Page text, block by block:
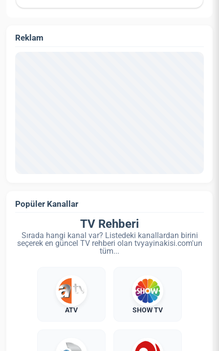
Reklam
Popüler Kanallar
TV Rehberi
Sırada hangi kanal var? Listedeki kanallardan birini
seçerek en güncel TV rehberi olan tvyayinakisi.com'un
tüm...
ATV SHOW TV